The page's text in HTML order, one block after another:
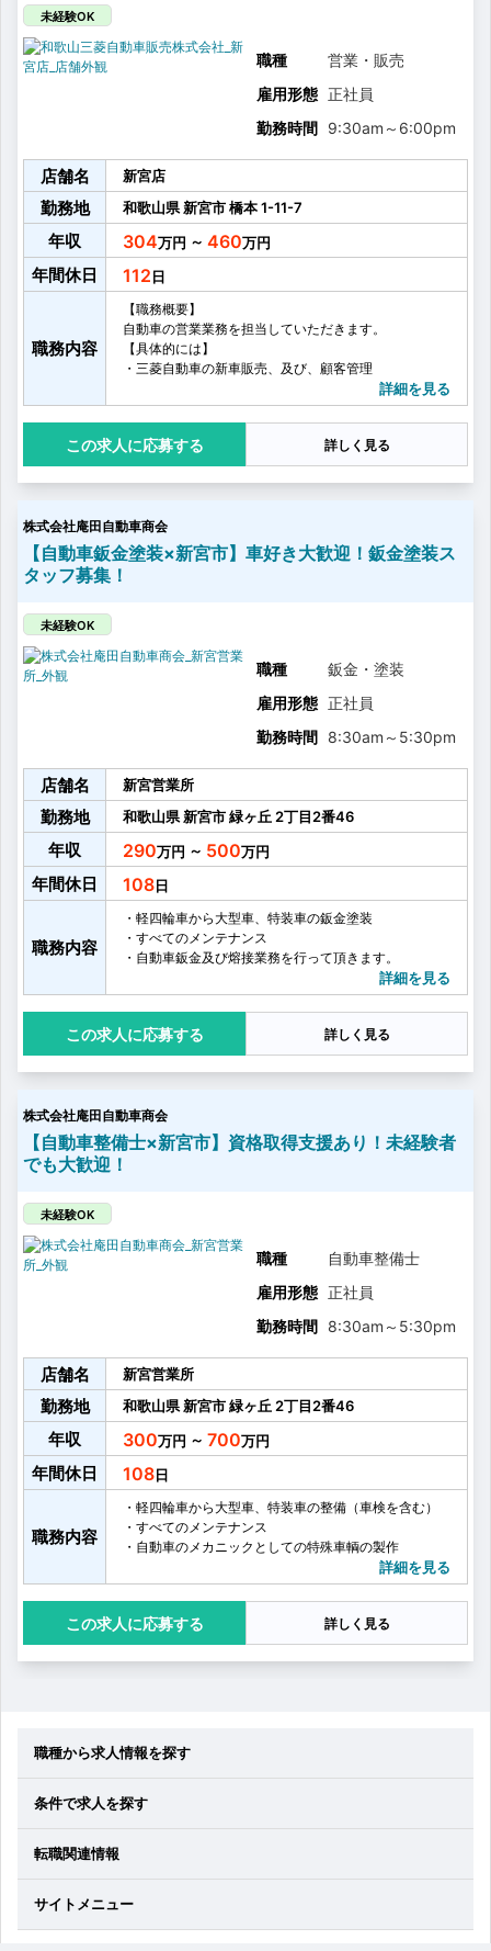
未経験OK
職種
営業・販売
雇用形態 正社員
勤務時間 9:30am ～ 6:00pm
店舗名 新宮店
勤務地 和歌山県新宮市橋本1-11-7
年収 304 ～ 460
年間休日 112
職務内容
【職務概要】
自動車の営業業務を担当していただきます。
【具体的には】
・三菱自動車の新車販売、及び、顧客管理
・車検、点検、修理及び自動車関連商品の販売など
詳細を見る
応募する 詳しく見る
株式会社庵田自動車商会
【自動車鈑金塗装×新宮市】車好き大歓迎！鈑金塗装ス
タッフ募集！
未経験OK
職種
鈑金・塗装
雇用形態 正社員
勤務時間 8:30am ～ 5:30pm
店舗名 新宮営業所
勤務地 和歌山県新宮市緑ヶ丘 2丁目2番46
年収 290 ～ 500
年間休日 108
職務内容
・軽四輪車から大型車、特装車の鈑金塗装
・すべてのメンテナンス
・自動車鈑金及び熔接業務を行って頂きます。
詳細を見る
応募する 詳しく見る
株式会社庵田自動車商会
【自動車整備士×新宮市】資格取得支援あり！未経験者
でも大歓迎！
未経験OK
職種
自動車整備士
雇用形態 正社員
勤務時間 8:30am ～ 5:30pm
店舗名 新宮営業所
勤務地 和歌山県新宮市緑ヶ丘 2丁目2番46
年収 300 ～ 700
年間休日 108
職務内容
・軽四輪車から大型車、特装車の整備（車検を含む）
・すべてのメンテナンス
・自動車のメカニックとしての特殊車輌の製作
詳細を見る
応募する 詳しく見る
職種から求人情報を探す
条件で求人を探す
転職関連情報
サイトメニュー